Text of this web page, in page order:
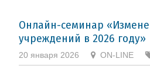
Онлайн-семинар
учреждений в 2026 году»
20 января 2026 ON-LINE